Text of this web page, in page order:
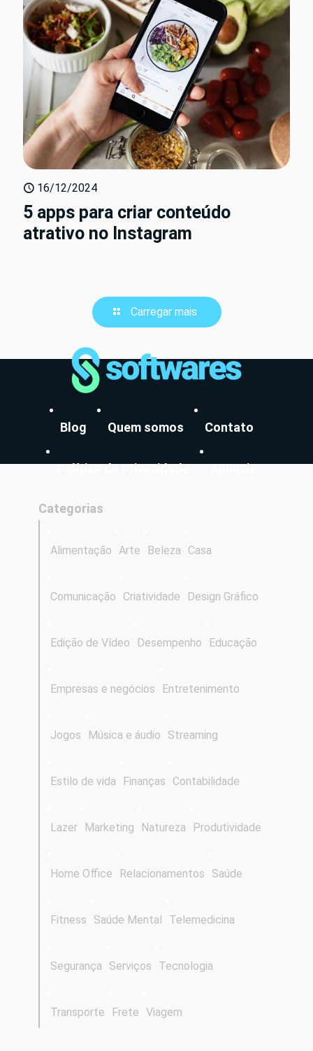
16/12/2024
5 apps para criar conteúdo
atrativo no Instagram
Carregar mais
Blog Quem somos Contato
Política de Privacidade Anuncie
Categorias
Alimentação Arte Beleza Casa
Comunicação Criatividade Design Gráfico
Edição de Vídeo Desempenho Educação
Empresas e negócios Entretenimento
Jogos Música e áudio Streaming
Estilo de vida Finanças Contabilidade
Lazer Marketing Natureza Produtividade
Home Office Relacionamentos Saúde
Fitness Saúde Mental Telemedicina
Segurança Serviços Tecnologia
Transporte Frete Viagem